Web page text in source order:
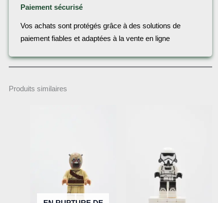
Paiement sécurisé
Vos achats sont protégés grâce à des solutions de
paiement fiables et adaptées à la vente en ligne
Produits similaires